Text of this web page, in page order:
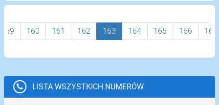
159 160 161 162 163 164 165 166 167
LISTA WSZYSTKICH NUMERÓW